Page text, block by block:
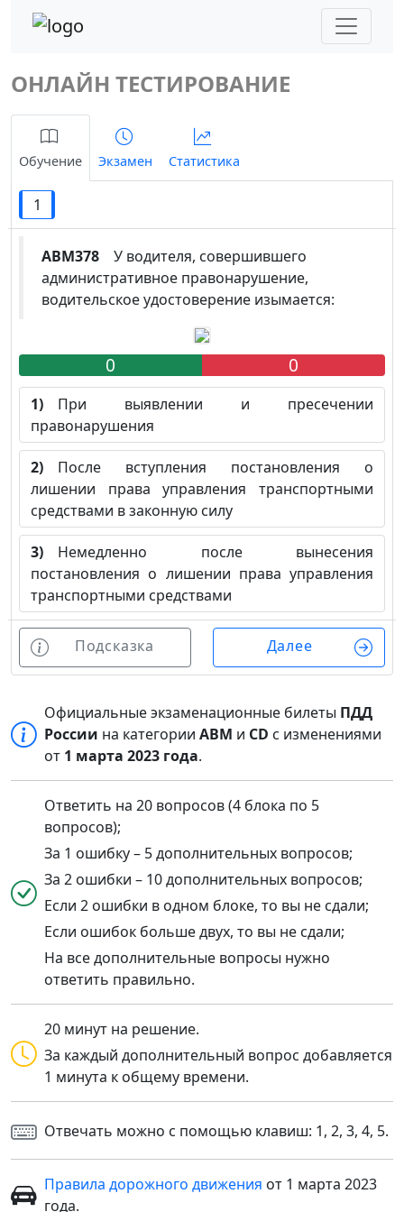
ОНЛАЙН ТЕСТИРОВАНИЕ
Обучение Экзамен Статистика
1
ABM378 У водителя, совершившего
административное правонарушение,
водительское удостоверение изымается:
0 0
1) При выявлении и пресечении
правонарушения
2) После вступления постановления о
лишении права управления транспортными
средствами в законную силу
3) Немедленно после вынесения
постановления о лишении права управления
транспортными средствами
Подсказка Далее
Официальные экзаменационные билеты ПДД
России на категорииABM и CD с изменениями
от 1 марта 2023 года.
Ответить на 20 вопросов (4 блока по 5
вопросов);
За 1 ошибку – 5 дополнительных вопросов;
За 2 ошибки – 10 дополнительных вопросов;
Если 2 ошибки в одном блоке, то вы не сдали;
Если ошибок больше двух, то вы не сдали;
На все дополнительные вопросы нужно
ответить правильно.
20 минут на решение.
За каждый дополнительный вопрос добавляется
1 минута к общему времени.
Отвечать можно с помощью клавиш: 1, 2, 3, 4, 5.
Правила дорожного движения от 1 марта 2023
года.